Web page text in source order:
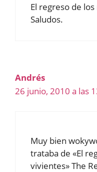
El regreso de
Saludos.
Andrés
26 junio, 2010 a las
Muy bien
trataba de «El
vivientes» The